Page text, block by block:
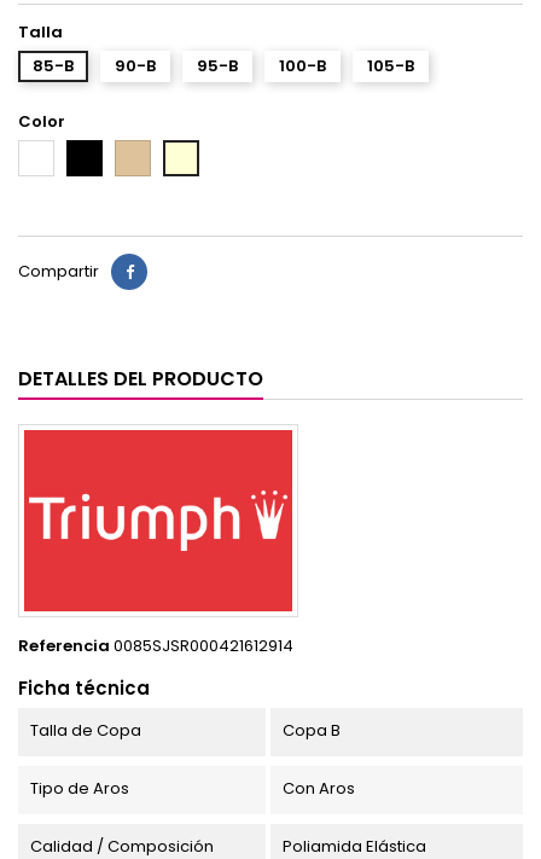
Talla
85-B
90-B 95-B 100-B 105-B
Color
Compartir
DETALLES DEL PRODUCTO
Referencia 0085SJSR000421612914
Ficha técnica
Talla de Copa Copa B
Tipo de Aros Con Aros
Calidad / Composición Poliamida Elástica